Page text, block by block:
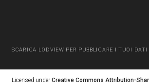
SCARICA LODVIEW PER PUBBLICARE I TUOI DATI
Licensed under Creative Commons Attribution-